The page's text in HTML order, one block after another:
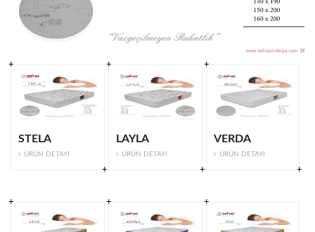
STELA
ÜRÜN DETAYI
LAYLA
ÜRÜN DETAYI
VERDA
ÜRÜN DETAYI